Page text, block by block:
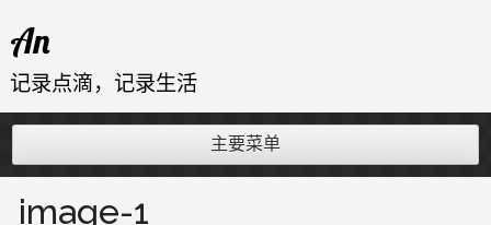
至
内
An
记录点滴，记录生活
主要菜单
image-1